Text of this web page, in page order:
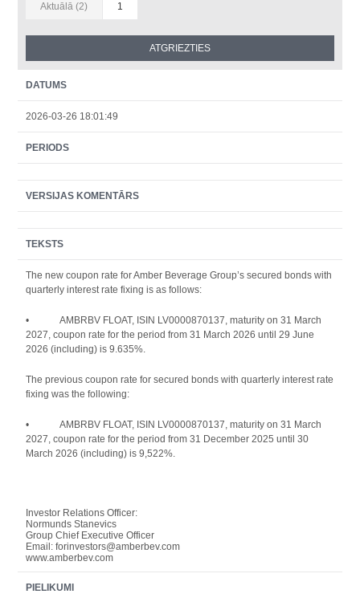
Aktuālā (2) 1
DATUMS
2026-03-26 18:01:49
PERIODS
VERSIJAS KOMENTĀRS
TEKSTS
The new coupon rate for Amber Beverage Group’s secured bonds with
quarterly interest rate fixing is as follows:
•
AMBRBV FLOAT, ISIN LV0000870137, maturity on 31 March
2027, coupon rate for the period from 31 March 2026 until 29 June
2026 (including) is 9.635%.
The previous coupon rate for secured bonds with quarterly interest rate
fixing was the following:
•
AMBRBV FLOAT, ISIN LV0000870137, maturity on 31 March
2027, coupon rate for the period from 31 December 2025 until 30
March 2026 (including) is 9,522%.
Investor Relations Officer:
Normunds Stanevics
Group Chief Executive Officer
Email: forinvestors@amberbev.com
www.amberbev.com
PIELIKUMI